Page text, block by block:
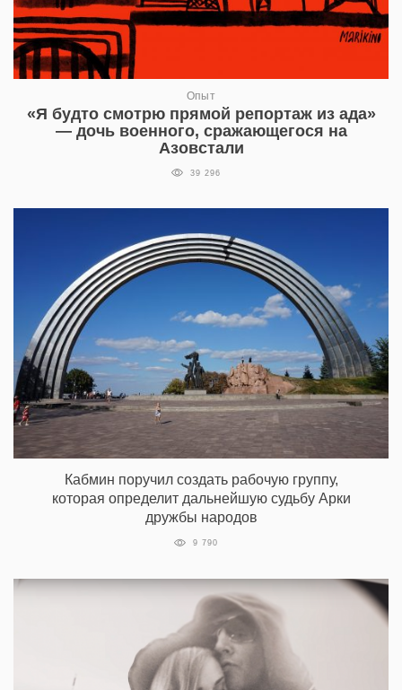
Опыт
«Я будто смотрю прямой репортаж из ада»
— дочь военного, сражающегося на
Азовстали
39 296
Кабмин поручил создать рабочую группу,
которая определит дальнейшую судьбу Арки
дружбы народов
9 790